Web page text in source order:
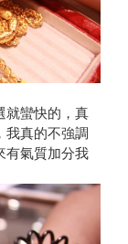
就蠻快的，真
我真的不強調
有氣質加分我